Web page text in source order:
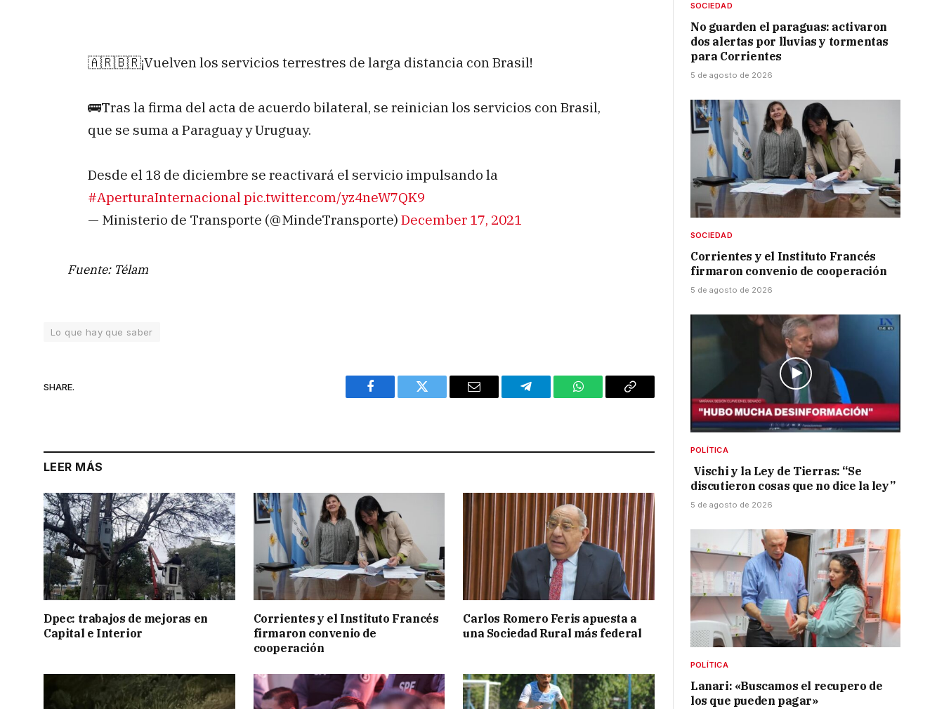
🇦🇷🇧🇷¡Vuelven los servicios terrestres de larga distancia con Brasil!
🚌Tras la firma del acta de acuerdo bilateral, se reinician los servicios con Brasil,
que se suma a Paraguay y Uruguay.
Desde el 18 de diciembre se reactivará el servicio impulsando la
#AperturaInternacional pic.twitter.com/yz4neW7QK9
— Ministerio de Transporte (@MindeTransporte) December 17, 2021
Fuente: Télam
Lo que hay que saber
SHARE.
Facebook Twitter Email Telegram WhatsAppCopy
LEER MÁS
Dpec: trabajos de mejoras en
Capital e Interior
Corrientes y el Instituto Francés
firmaron convenio de
cooperación
Carlos Romero Feris apuesta a
una Sociedad Rural más federal
SOCIEDAD
No guarden el paraguas: activaron
dos alertas por lluvias y tormentas
para Corrientes
5 de agosto de 2026
SOCIEDAD
Corrientes y el Instituto Francés
firmaron convenio de cooperación
5 de agosto de 2026
POLÍTICA
Vischi y la Ley de Tierras: “Se
discutieron cosas que no dice la ley”
5 de agosto de 2026
POLÍTICA
Lanari: «Buscamos el recupero de
los que pueden pagar»